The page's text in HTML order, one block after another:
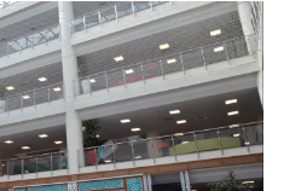
Trabzon
Tunceli
Şanlıurfa
Uşak